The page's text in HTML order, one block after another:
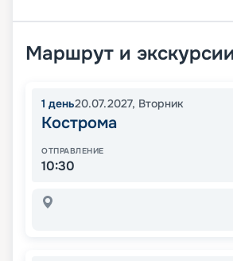
Маршрут и
1 день20.07.2027, Вторник
Кострома
ОТПРАВЛЕНИЕ
10:30